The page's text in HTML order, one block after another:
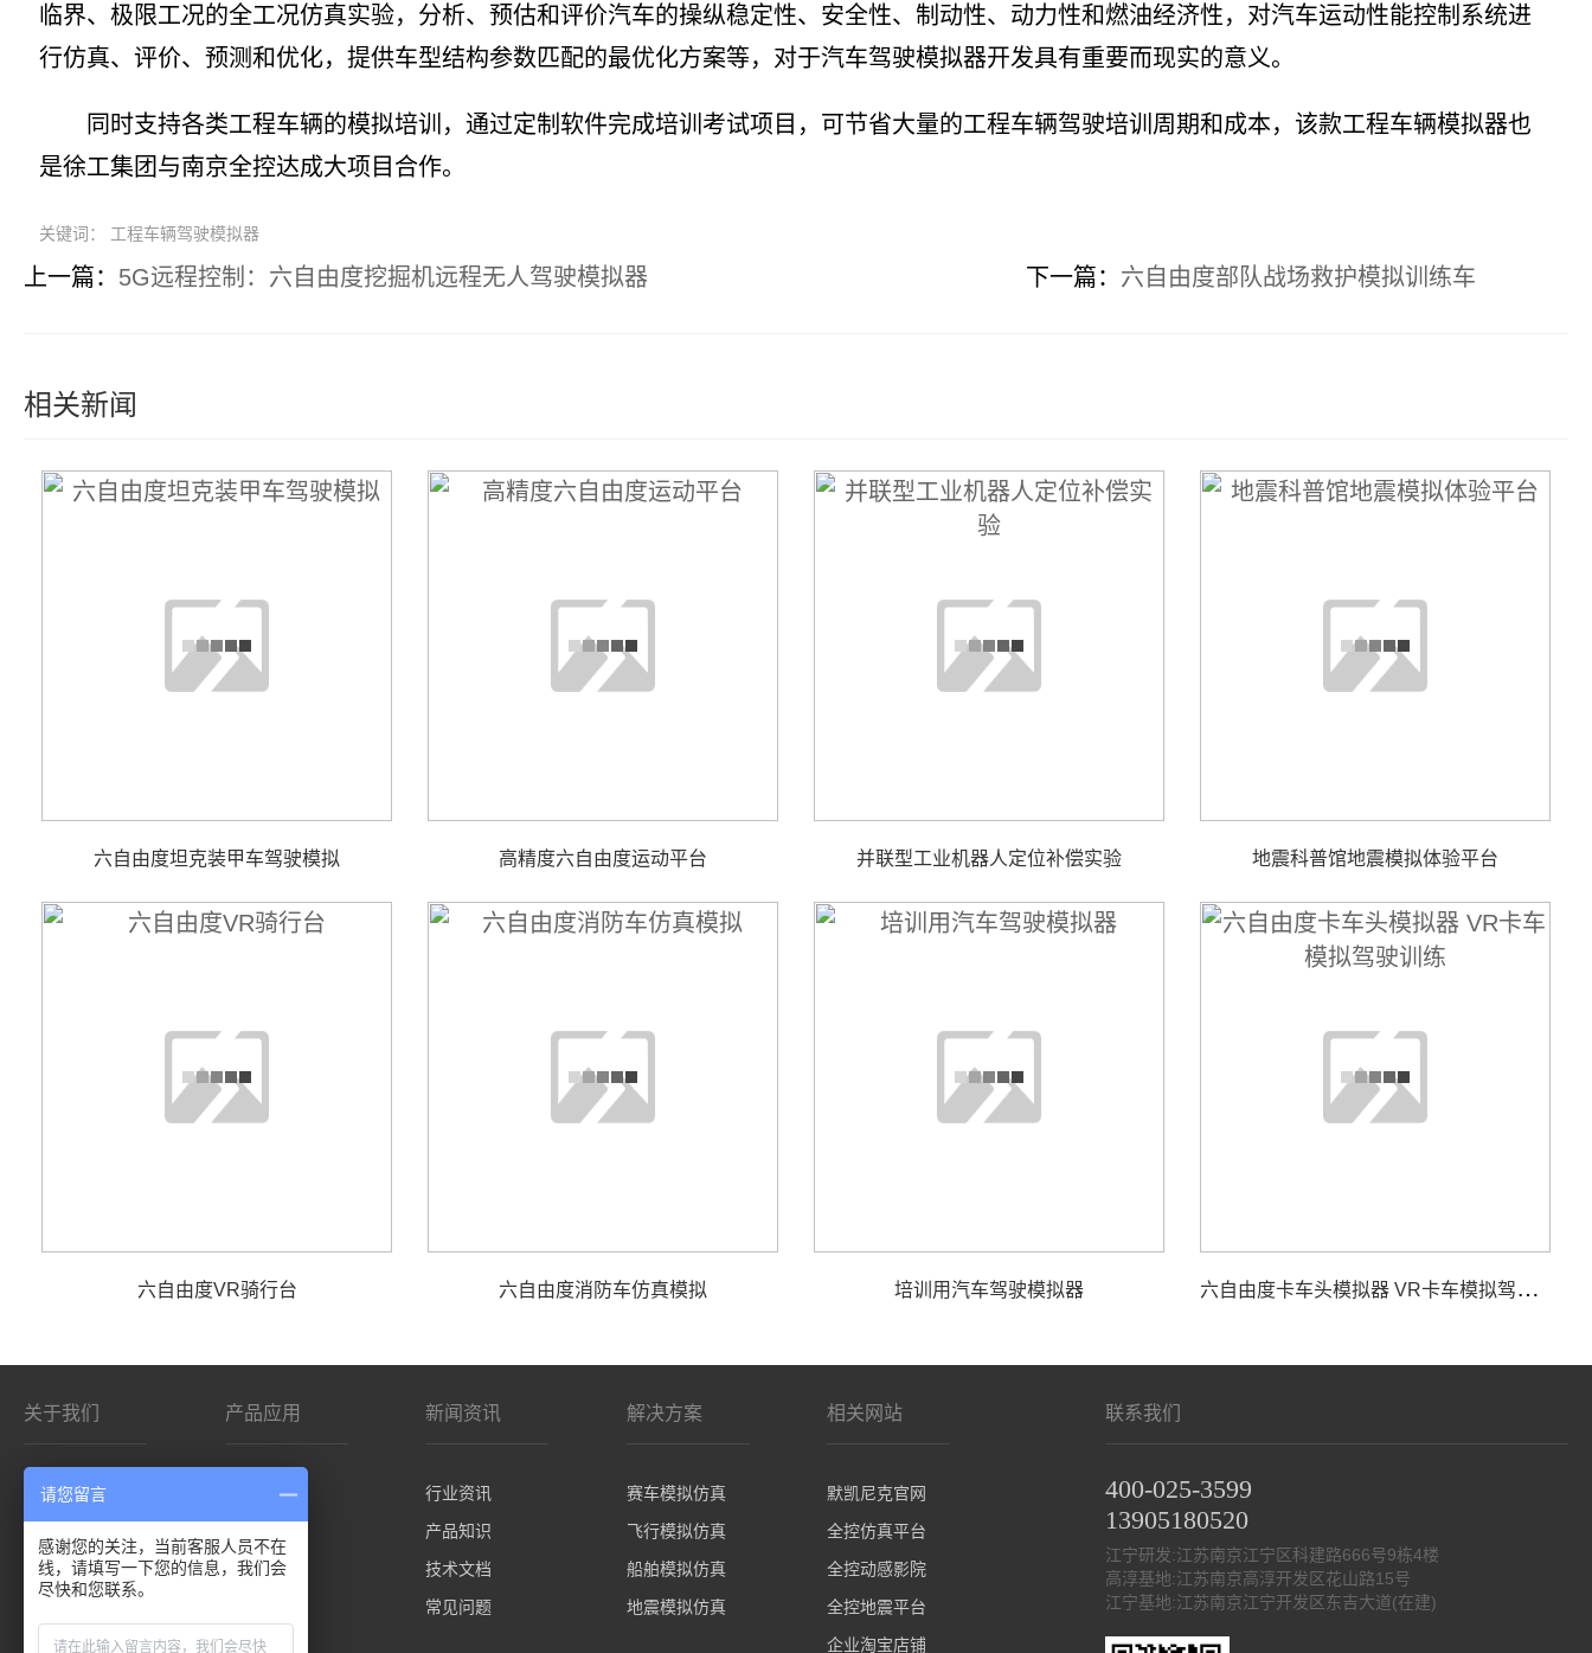
临界、极限工况的全工况仿真实验，分析、预估和评价汽车的操纵稳定性、安全性、制动性、动力性和燃油经济性，对汽车运动性能控制系统进
行仿真、评价、预测和优化，提供车型结构参数匹配的最优化方案等，对于汽车驾驶模拟器开发具有重要而现实的意义。
同时支持各类工程车辆的模拟培训，通过定制软件完成培训考试项目，可节省大量的工程车辆驾驶培训周期和成本，该款工程车辆模拟器也
是徐工集团与南京全控达成大项目合作。
关键词： 工程车辆驾驶模拟器
上一篇： 5G远程控制：六自由度挖掘机远程无人驾驶模拟器 下一篇： 六自由度部队战场救护模拟训练车
相关新闻
六自由度坦克装甲车驾驶模拟 高精度六自由度运动平台 并联型工业机器人定位补偿实验 地震科普馆地震模拟体验平台
六自由度VR骑行台 六自由度消防车仿真模拟 培训用汽车驾驶模拟器 六
自由度卡车头模拟器 VR卡车模拟驾驶训练
关于我们
公司简介
产品应用
影院/VR
控制板卡
新闻资讯
行业资讯
产品知识
技术文档
常见问题
解决方案
赛车模拟仿真
飞行模拟仿真
船舶模拟仿真
地震模拟仿真
相关网站
默凯尼克官网
全控仿真平台
全控动感影院
全控地震平台
企业淘宝店铺
联系我们
400-025-3599
13905180520
江宁研发:江苏南京江宁区科建路666号9栋4楼
高淳基地:江苏南京高淳开发区花山路15号
江宁基地:江苏南京江宁开发区东吉大道(在建)
请您留言
感谢您的关注，当前客服人员不在
线，请填写一下您的信息，我们会
尽快和您联系。